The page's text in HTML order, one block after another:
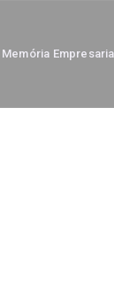
Memória Empresarial